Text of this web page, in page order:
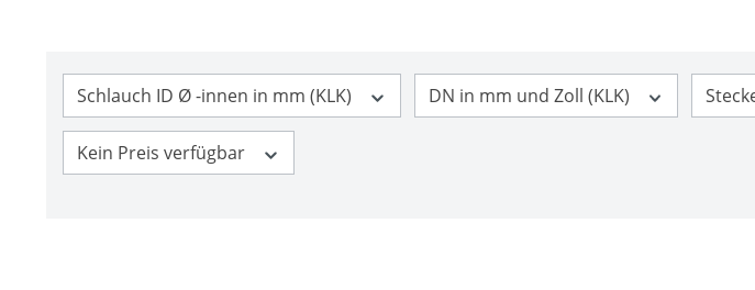
Schlauch ID Ø -innen in mm (KLK) DN in mm und Zoll (KLK)
Kein Preis verfügbar